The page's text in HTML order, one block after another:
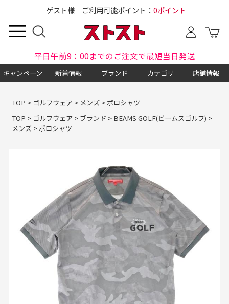
ゲスト様 ご利用可能ポイント： 0ポイント
平日午前9：00までのご注文で最短当日発送
キャンペーン 新着情報 ブランド カテゴリ 店舗情報
TOP > ゴルフウェア > メンズ> ポロシャツ
TOP > ゴルフウェア > ブランド > BEAMS GOLF(ビームスゴルフ) >
メンズ> ポロシャツ